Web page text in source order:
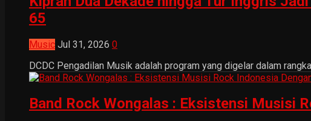
65
Music Jul 31, 2026 0
DCDC Pengadilan Musik adalah program yang digelar dalam
Band Rock Wongalas : Eksistensi Musisi